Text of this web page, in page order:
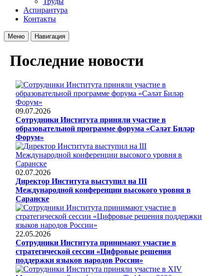
Аспирантура
Контакты
Меню Навигация
Последние новости
09.07.2026
Сотрудники Института приняли участие в
образовательной программе форума «Сәләт Биләр
Форум»
02.07.2026
Директор Института выступил на III
Международной конференции высокого уровня в
Саранске
22.05.2026
Сотрудники Института принимают участие в
стратегической сессии «Цифровые решения
поддержки языков народов России»